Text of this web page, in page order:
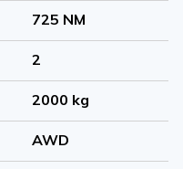
725 NM
2
2000 kg
AWD